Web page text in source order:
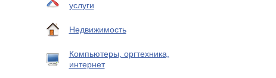
услуги
Недвижимость
Компьютеры, оргтехника,
интернет